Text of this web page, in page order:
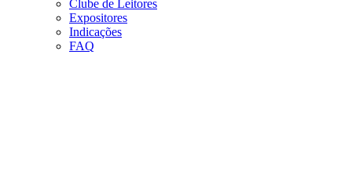
Clube de Leitores
Expositores
Indicações
FAQ